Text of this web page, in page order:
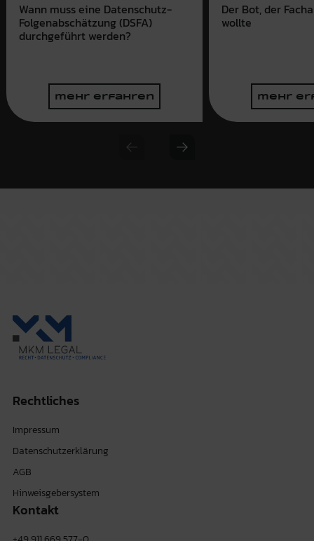
Wann muss eine Datenschutz-
Folgenabschätzung (DSFA)
durchgeführt werden?
mehr erfahren
Der Bot, der
wollte
mehr
Previous slide
Next slide
Rechtliches
Impressum
Datenschutzerklärung
AGB
Hinweisgebersystem
Kontakt